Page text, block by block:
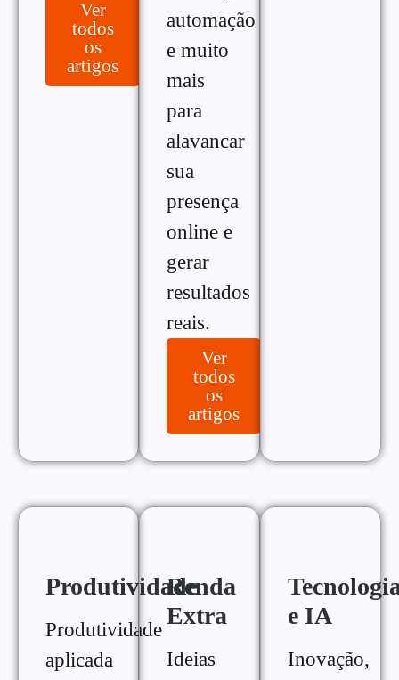
Ver
todos
os
artigos
automação
e muito
mais
para
alavancar
sua
presença
online e
gerar
resultados
reais.
Ver
todos
os
artigos
Produtividade
Produtividade
aplicada
Renda
Extra
Ideias
e IA
Inovação,